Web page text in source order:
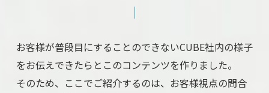
お客様が普段目にすることのできないCUBE社内の様子
をお伝えできたらと このコンテンツを作りました。
そのため、ここでご紹介するのは、 お客様視点の問合